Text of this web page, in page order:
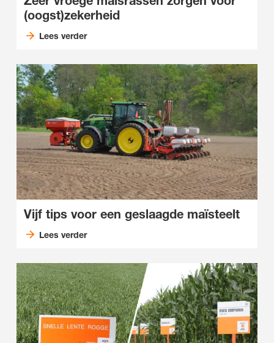
(oogst)zekerheid
Lees verder
Vijf tips voor een geslaagde maïsteelt
Lees verder